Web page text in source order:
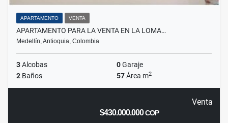
APARTAMENTO VENTA
APARTAMENTO PARA LA VENTA EN LA LOMA…
Medellín, Antioquia, Colombia
3Alcobas 0Garaje
2 Baños 57Área m2
Venta
$430.000.000COP